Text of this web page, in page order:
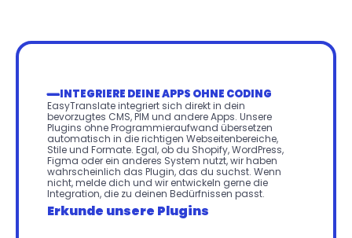
INTEGRIERE DEINE APPS OHNE CODING
EasyTranslate integriert sich direkt in dein
bevorzugtes CMS, PIM und andere Apps. Unsere
Plugins ohne Programmieraufwand übersetzen
automatisch in die richtigen Webseitenbereiche,
Stile und Formate. Egal, ob du Shopify, WordPress,
Figma oder ein anderes System nutzt, wir haben
wahrscheinlich das Plugin, das du suchst. Wenn
nicht, melde dich und wir entwickeln gerne die
Integration, die zu deinen Bedürfnissen passt.
Erkunde unsere Plugins